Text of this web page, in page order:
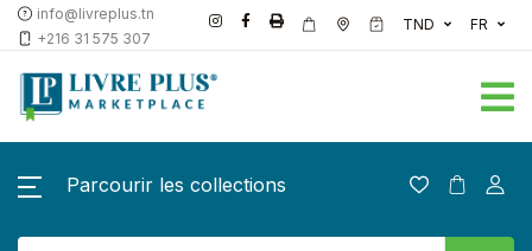
info@livreplus.tn
+216 31 575 307
TND FR
Parcourir les collections